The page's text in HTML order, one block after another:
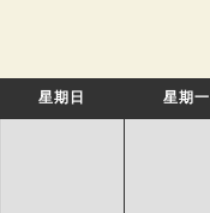
星期日 星期一